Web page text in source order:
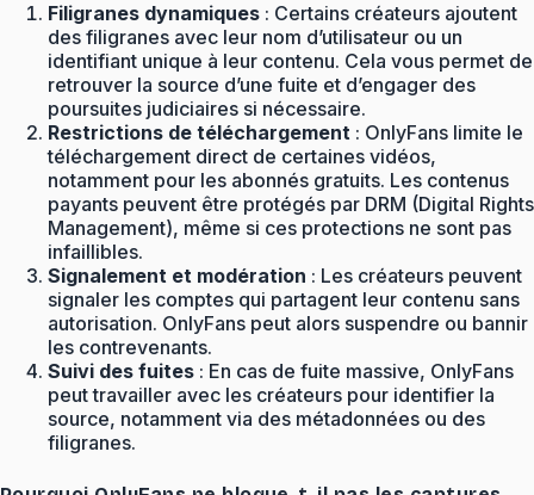
Filigranes dynamiques : Certains créateurs ajoutent
des filigranes avec leur nom d’utilisateur ou un
identifiant unique à leur contenu. Cela vous permet de
retrouver la source d’une fuite et d’engager des
poursuites judiciaires si nécessaire.
Restrictions de téléchargement : OnlyFans limite le
téléchargement direct de certaines vidéos,
notamment pour les abonnés gratuits. Les contenus
payants peuvent être protégés par DRM (Digital Rights
Management), même si ces protections ne sont pas
infaillibles.
Signalement et modération : Les créateurs peuvent
signaler les comptes qui partagent leur contenu sans
autorisation. OnlyFans peut alors suspendre ou bannir
les contrevenants.
Suivi des fuites : En cas de fuite massive, OnlyFans
peut travailler avec les créateurs pour identifier la
source, notamment via des métadonnées ou des
filigranes.